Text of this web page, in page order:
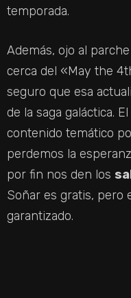
temporada.
Además, ojo al
cerca del «May the
seguro que esa
de la saga galáctica.
contenido temático
perdemos la
por fin nos den los
Soñar es gratis, pero
garantizado.